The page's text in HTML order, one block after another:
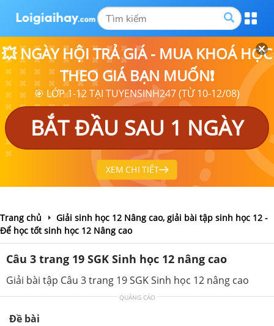
💥 NGÀY HỘI TRẢ GIÁ - MUA KHOÁ HỌC
THEO GIÁ BẠN MUỐN❗
🎯 LỚP 1-12 TẠI TUYENSINH247 (TỪ 10-12/08)
BẮT ĐẦU SAU 1 NGÀY
XEM CHI TIẾT
Trang chủ
Giải sinh học 12 Nâng cao, giải bài tập sinh học 12 -
Để học tốt sinh học 12 Nâng cao
Câu 3 trang 19 SGK Sinh học 12 nâng cao
Giải bài tập Câu 3 trang 19 SGK Sinh học 12 nâng cao
QUẢNG CÁO
Đề bài